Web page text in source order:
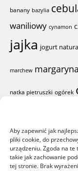
Aby zapewnić jak
pliki cookie, do
urządzeniu. Zgoda na
takie jak zachowanie
tej stronie. Brak
banany bazylia
waniliowy cynamon
jajka jogurt
marchew margaryna
natka pietruszki ogórek
pierś
pieczenia rodzynki
wiórki kokosowe